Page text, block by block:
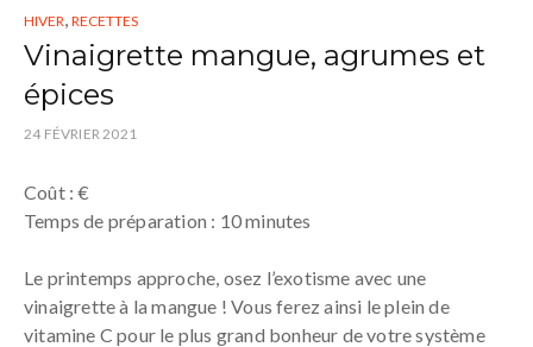
HIVER RECETTES
Vinaigrette mangue, agrumes et
épices
24 FÉVRIER 2021
Coût : €
Temps de préparation : 10 minutes
Le printemps approche, osez l’exotisme avec une
vinaigrette à la mangue ! Vous ferez ainsi le plein de
vitamine C pour le plus grand bonheur de votre système